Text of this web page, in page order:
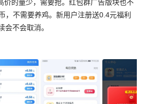
价的量少，需要抢。红包群广告版块也不
，不需要养鸡。新用户注册送0.4元福利
会不会取消。